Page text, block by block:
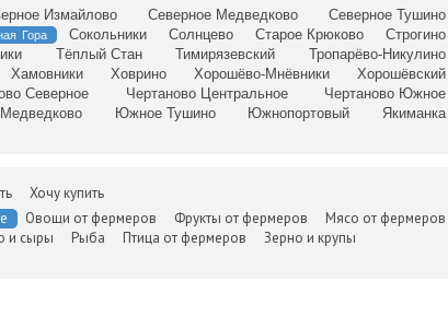
Измайлово Северное Медведково
Северное Тушино
Гора Сокольники Солнцево Старое Крюково
Строгино
Тёплый Стан Тимирязевский
Тропарёво-Никулино
Хамовники Ховрино Хорошёво-Мнёвники
Хорошёвский
Северное Чертаново Центральное
Чертаново Южное
Южное Тушино Южнопортовый
Якиманка
Хочу купить
Овощи от фермеров Фрукты от фермеров
Мясо от фермеров
и сыры Рыба Птица от фермеров
Зерно и крупы